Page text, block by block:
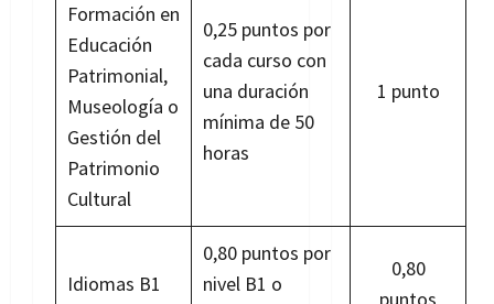
Formación en
Educación
Patrimonial,
Museología o
Gestión del
Patrimonio
Cultural
0,25 puntos por
cada curso con
una duración
mínima de 50
horas
1 punto
Idiomas B1
0,80 puntos por
nivel B1 o
0,80